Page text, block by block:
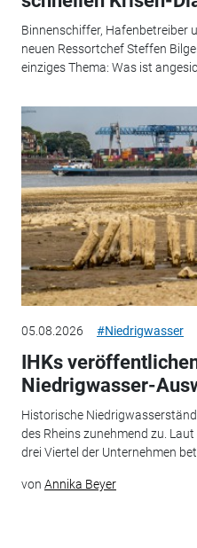
Binnenschiffer, Hafenbetreiber
neuen Ressortchef Steffen
einziges Thema: Was ist
05.08.2026 #Niedrigwasser
IHKs
Niedrigwasser-
Historische
des Rheins zunehmend zu.
drei Viertel der Unternehmen
von Annika Beyer